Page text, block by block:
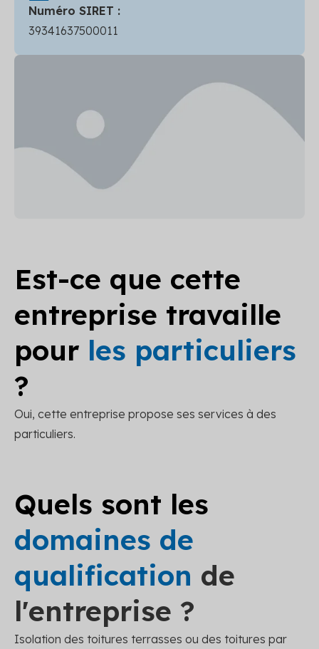
Numéro SIRET :
39341637500011
Est-ce que cette
entreprise travaille
pour les particuliers
?
Oui, cette entreprise propose ses services à des
particuliers.
Quels sont les
domaines de
qualification de
l'entreprise ?
Isolation des toitures terrasses ou des toitures par